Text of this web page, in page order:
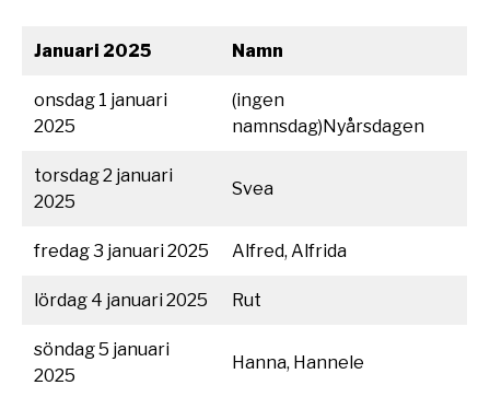
Januari 2025 Namn
onsdag 1 januari
2025
(ingen
namnsdag)Nyårsdagen
torsdag 2 januari
2025
Svea
fredag 3 januari 2025 Alfred, Alfrida
lördag 4 januari 2025 Rut
söndag 5 januari
2025
Hanna, Hannele